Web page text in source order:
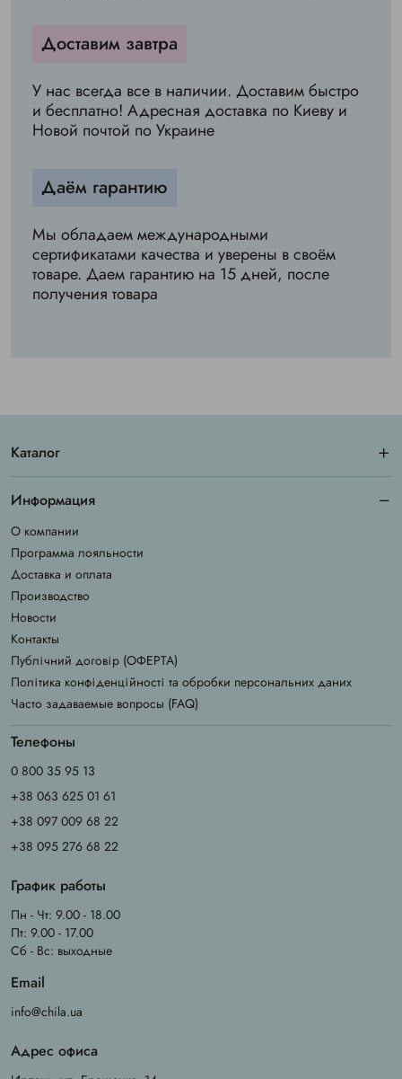
Доставим завтра
У нас всегда все в наличии. Доставим быстро
и бесплатно! Адресная доставка по Киеву и
Новой почтой по Украине
Даём гарантию
Мы обладаем международными
сертификатами качества и уверены в своём
товаре. Даем гарантию на 15 дней, после
получения товара
Каталог
Информация
О компании
Программа лояльности
Доставка и оплата
Производство
Новости
Контакты
Публічний договір (ОФЕРТА)
Політика конфіденційності та обробки персональних даних
Часто задаваемые вопросы (FAQ)
Телефоны
0 800 35 95 13
+38 063 625 01 61
+38 097 009 68 22
+38 095 276 68 22
График работы
Пн - Чт: 9.00 - 18.00
Пт: 9.00 - 17.00
Сб - Вс: выходные
Email
info@chila.ua
Адрес офиса